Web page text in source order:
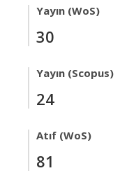
Yayın (WoS)
30
Yayın (Scopus)
24
Atıf (WoS)
81